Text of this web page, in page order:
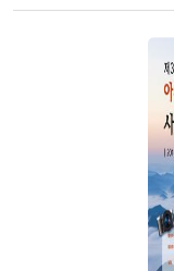
추진일정 ◦ 7월 초 : 개최안
대회개최 신문광고 및 사고
심사 - 1차 심사
입상자 발표 예정 ◦ 11월 08일(토) 시상식(예정) □ 응
경험담, 기행문 등) ◦ 원고분
응모 ※ 1인 1편 응모를 원칙으로 함(1편
국토연구원장상(2명) 상장 및 장학금 100만원 은 상
국토연구원장상(300명) 상장 ㅇ 지도교사부문 구 분 시 상 내 용 대 상 국토교통부장관상
(1명) 상장 및 부상(문화상품권80만 원) 금 상 소년한국일보